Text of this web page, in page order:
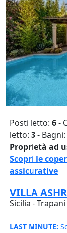
Posti letto: 6-
letto: 3- Bagni:
Proprietà ad
Scopri le
assicurative
VILLA
Sicilia - Trapani
LAST MINUTE: